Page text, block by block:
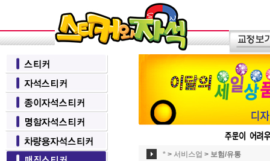
* > 서비스업 > 보험/유통